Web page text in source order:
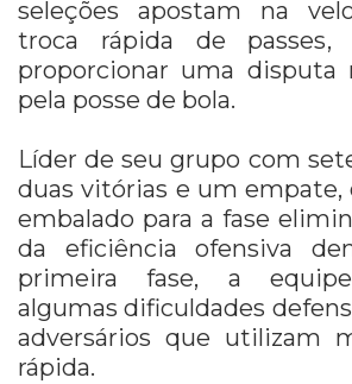
seleções apostam na
troca rápida de
proporcionar uma disputa
pela posse de bola.
Líder de seu grupo com
duas vitórias e um empate,
embalado para a fase
da eficiência ofensiva
primeira fase, a
algumas dificuldades
adversários que utilizam
rápida.